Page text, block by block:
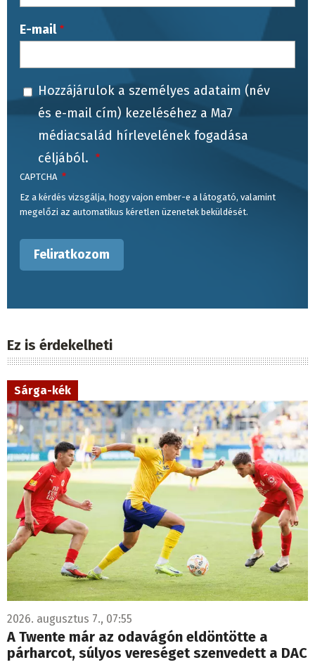
E-mail
Hozzájárulok a személyes adataim (név
és e-mail cím) kezeléséhez a Ma7
médiacsalád hírlevelének fogadása
céljából.
CAPTCHA
Ez a kérdés vizsgálja, hogy vajon ember-e a látogató, valamint
megelőzi az automatikus kéretlen üzenetek beküldését.
Ez is érdekelheti
Sárga-kék
2026. augusztus 7., 07:55
A Twente már az odavágón eldöntötte a
párharcot, súlyos vereséget szenvedett a DAC